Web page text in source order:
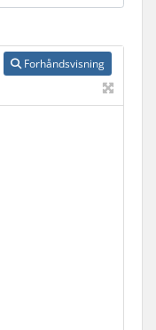
Forhåndsvisning